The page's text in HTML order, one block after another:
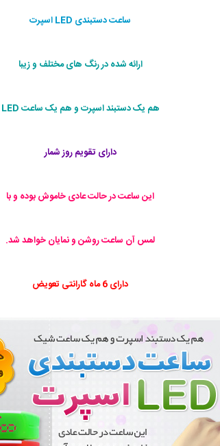
ساعت دستبندی LED اسپرت
ارائه شده در رنگ های مختلف و زیبا
هم یک دستبند اسپرت و هم یک ساعت LED
دارای تقویم روز شمار
این ساعت در حالت عادی خاموش بوده و با
لمس آن ساعت روشن و نمایان خواهد شد.
دارای 6 ماه گارانتی تعویض